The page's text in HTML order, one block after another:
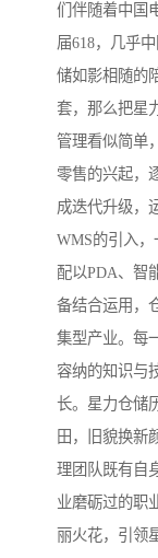
们伴随着中国
届618，几乎
储如影相随的
套，那么把星
管理看似简单
零售的兴起，
成迭代升级，
WMS的引入
配以PDA、智
备结合运用，
集型产业。每
容纳的知识与
长。星力仓储
田，旧貌换新
理团队既有自
业磨砺过的职
丽火花，引领